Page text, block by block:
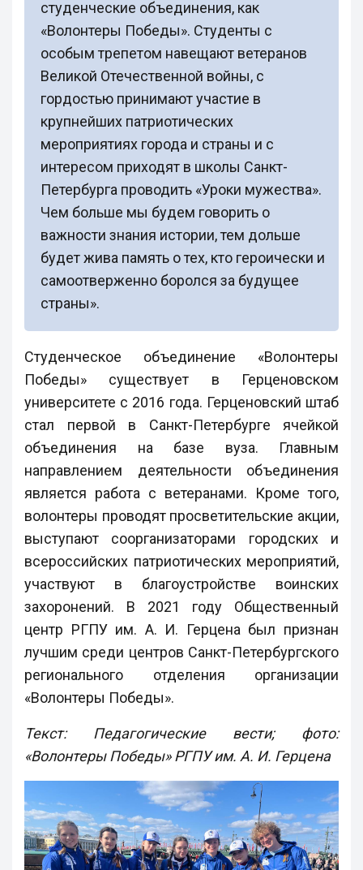
студенческие объединения, как
«Волонтеры Победы». Студенты с
особым трепетом навещают ветеранов
Великой Отечественной войны, с
гордостью принимают участие в
крупнейших патриотических
мероприятиях города и страны и с
интересом приходят в школы Санкт-
Петербурга проводить «Уроки мужества».
Чем больше мы будем говорить о
важности знания истории, тем дольше
будет жива память о тех, кто героически и
самоотверженно боролся за будущее
страны».
Студенческое объединение «Волонтеры
Победы» существует в Герценовском
университете с 2016 года. Герценовский штаб
стал первой в Санкт-Петербурге ячейкой
объединения на базе вуза. Главным
направлением деятельности объединения
является работа с ветеранами. Кроме того,
волонтеры проводят просветительские акции,
выступают соорганизаторами городских и
всероссийских патриотических мероприятий,
участвуют в благоустройстве воинских
захоронений. В 2021 году Общественный
центр РГПУ им. А. И. Герцена был признан
лучшим среди центров Санкт-Петербургского
регионального отделения организации
«Волонтеры Победы».
Текст: Педагогические вести; фото:
«Волонтеры Победы» РГПУ им. А. И. Герцена